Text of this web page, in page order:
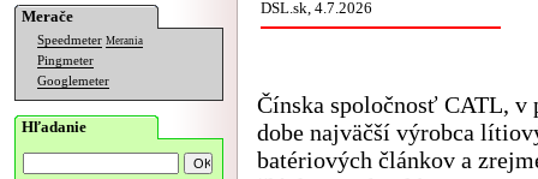
Merače
Speedmeter Merania
Pingmeter
Googlemeter
Hľadanie
DSL.sk, 4.7.2026
Čínska spoločnosť CATL, v
dobe najväčší výrobca
batériových článkov a